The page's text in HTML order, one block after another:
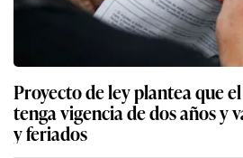
Proyecto de ley plantea que
tenga vigencia de dos años y
y feriados